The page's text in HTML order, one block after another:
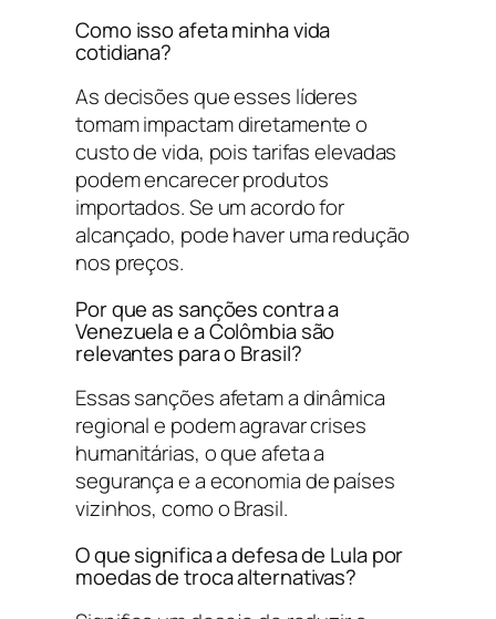
Como isso afeta minha vida
cotidiana?
As decisões que esses líderes
tomam impactam diretamente o
custo de vida, pois tarifas elevadas
podem encarecer produtos
importados. Se um acordo for
alcançado, pode haver uma redução
nos preços.
Por que as sanções contra a
Venezuela e a Colômbia são
relevantes para o Brasil?
Essas sanções afetam a dinâmica
regional e podem agravar crises
humanitárias, o que afeta a
segurança e a economia de países
vizinhos, como o Brasil.
O que significa a defesa de Lula por
moedas de troca alternativas?